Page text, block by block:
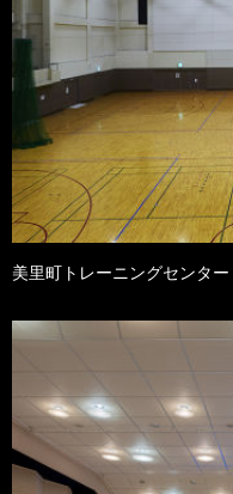
美里町トレーニングセンター